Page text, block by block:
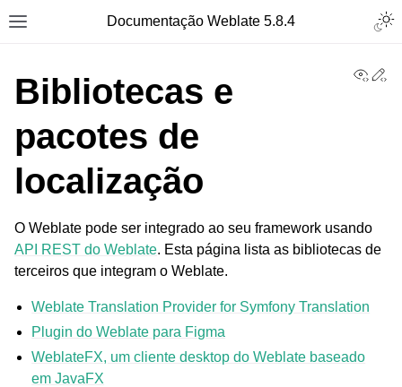
Toggle site navigation sidebarDocumentação Weblate 5.8.4
Bibliotecas e
pacotes de
localização
O Weblate pode ser integrado ao seu framework usando
API REST do Weblate. Esta página lista as bibliotecas de
terceiros que integram o Weblate.
Weblate Translation Provider for Symfony Translation
Plugin do Weblate para Figma
WeblateFX, um cliente desktop do Weblate baseado
em JavaFX